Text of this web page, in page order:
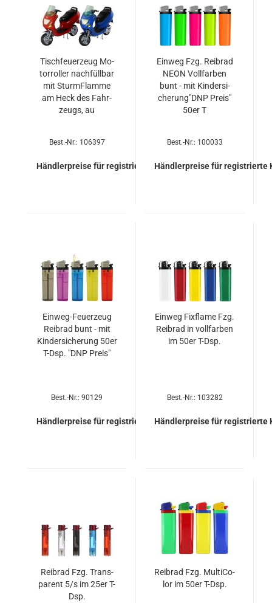
Tisch­feu­er­zeug Mo­
tor­rol­ler nach­füll­bar
mit Sturm­Flam­me
am Heck des Fahr­
zeugs, au
Best.-Nr.: 106397
Händlerpreise für registrierte Kunden
Ein­weg Fzg. Reib­rad
NEON Voll­far­ben
bunt - mit Kin­der­si­
che­rung"DNP Preis"
50er T
Best.-Nr.: 100033
Händlerpreise für registrierte
Einweg-​​Feu­er­zeug
Reib­rad bunt - mit
Kin­der­si­che­rung 50er
T-Dsp. "DNP Preis"
Best.-Nr.: 90129
Händlerpreise für registrierte Kunden
Ein­weg Fix­fla­me Fzg.
Reib­rad in voll­far­ben
im 50er T-Dsp.
Best.-Nr.: 103282
Händlerpreise für registrierte
Reib­rad Fzg. Trans­
pa­rent 5/s im 25er T-
Dsp.
Reib­rad Fzg. Mul­ti­Co­
lor im 50er T-Dsp.